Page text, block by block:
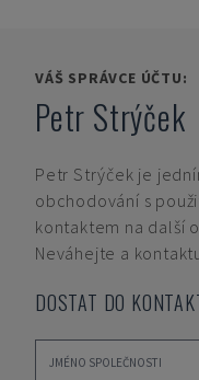
VÁŠ SPRÁVCE ÚČTU:
Petr Strýček
Petr Strýček je
obchodování s
kontaktem na další
Neváhejte a
DOSTAT DO